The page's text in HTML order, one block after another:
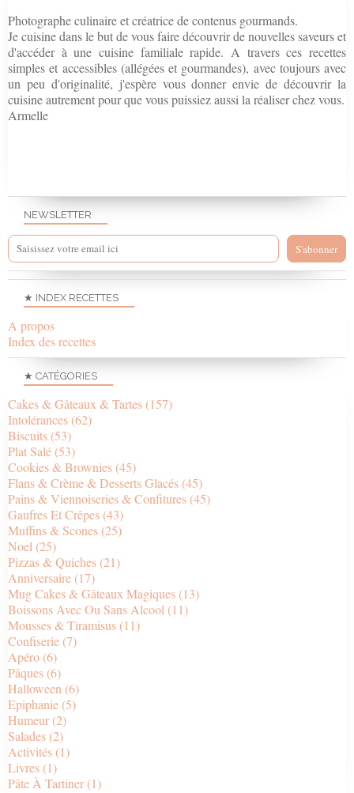
NEWSLETTER
★ INDEX RECETTES
A propos
Index des recettes
★ CATÉGORIES
Cakes & Gâteaux & Tartes (157)
Intolérances (62)
Biscuits (53)
Plat Salé (53)
Cookies & Brownies (45)
Flans & Crème & Desserts Glacés (45)
Pains & Viennoiseries & Confitures (45)
Gaufres Et Crêpes (43)
Muffins & Scones (25)
Noel (25)
Pizzas & Quiches (21)
Anniversaire (17)
Mug Cakes & Gâteaux Magiques (13)
Boissons Avec Ou Sans Alcool (11)
Mousses & Tiramisus (11)
Confiserie (7)
Apéro (6)
Pâques (6)
Halloween (6)
Epiphanie (5)
Humeur (2)
Salades (2)
Activités (1)
Livres (1)
Pâte À Tartiner (1)
Photographe culinaire et créatrice de contenus gourmands.
Je cuisine dans le but de vous faire découvrir de nouvelles saveurs et
d'accéder à une cuisine familiale rapide. A travers ces recettes
simples et accessibles (allégées et gourmandes), avec toujours avec
un peu d'originalité, j'espère vous donner envie de découvrir la
cuisine autrement pour que vous puissiez aussi la réaliser chez vous.
Armelle